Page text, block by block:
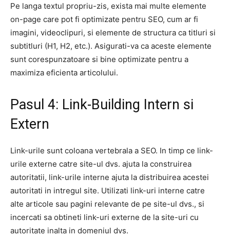
Pe langa textul propriu-zis, exista mai multe elemente
on-page care pot fi optimizate pentru SEO, cum ar fi
imagini, videoclipuri, si elemente de structura ca titluri si
subtitluri (H1, H2, etc.). Asigurati-va ca aceste elemente
sunt corespunzatoare si bine optimizate pentru a
maximiza eficienta articolului.
Pasul 4: Link-Building Intern si
Extern
Link-urile sunt coloana vertebrala a SEO. In timp ce link-
urile externe catre site-ul dvs. ajuta la construirea
autoritatii, link-urile interne ajuta la distribuirea acestei
autoritati in intregul site. Utilizati link-uri interne catre
alte articole sau pagini relevante de pe site-ul dvs., si
incercati sa obtineti link-uri externe de la site-uri cu
autoritate inalta in domeniul dvs.